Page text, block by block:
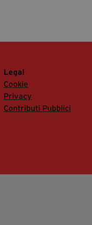
Legal
Cookie
Privacy
Contributi Pubblici